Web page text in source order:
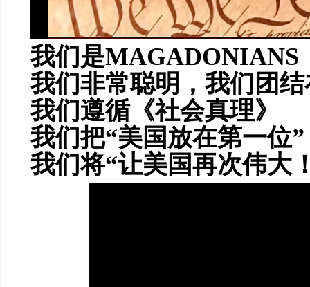
我们是MAGADONIANS
我们非常聪明，我们团
我们遵循《社会真理》
我们把“美国放在第一位”
我们将“让美国再次伟大